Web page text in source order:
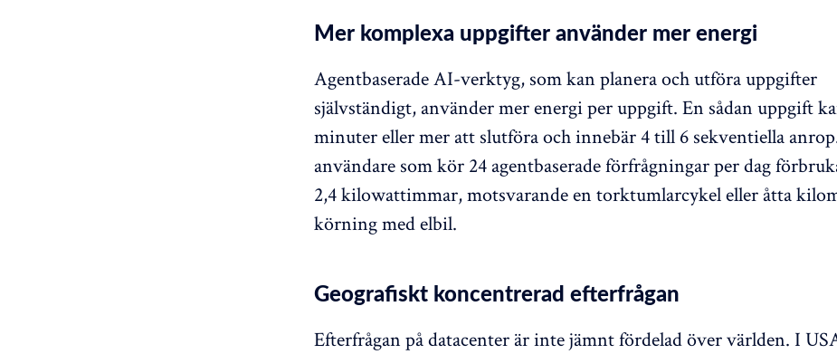
Mer komplexa uppgifter använder mer energi
Agentbaserade AI-verktyg, som kan planera och utföra uppgifter
självständigt, använder mer energi per uppgift. En sådan uppgift
minuter eller mer att slutföra och innebär 4 till 6 sekventiella
användare som kör 24 agentbaserade förfrågningar per dag
2,4 kilowattimmar, motsvarande en torktumlarcykel eller åtta
körning med elbil.
Geografiskt koncentrerad efterfrågan
Efterfrågan på datacenter är inte jämnt fördelad över världen. I